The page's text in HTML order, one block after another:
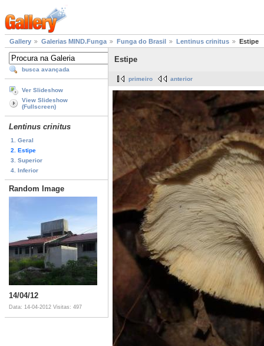
Gallery Galerias MIND.Funga Funga do Brasil Lentinus crinitus Estipe
busca avançada
Ver Slideshow
View Slideshow
(Fullscreen)
Lentinus crinitus
1. Geral
2. Estipe
3. Superior
4. Inferior
Random Image
14/04/12
Data: 14-04-2012 Visitas: 497
Estipe
primeiro anterior